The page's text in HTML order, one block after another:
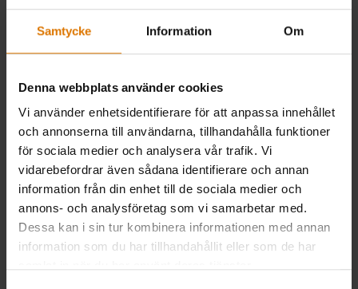
Samtycke Information Om
Denna webbplats använder cookies
Vi använder enhetsidentifierare för att anpassa innehållet
och annonserna till användarna, tillhandahålla funktioner
för sociala medier och analysera vår trafik. Vi
vidarebefordrar även sådana identifierare och annan
information från din enhet till de sociala medier och
annons- och analysföretag som vi samarbetar med.
Dessa kan i sin tur kombinera informationen med annan
information som du har tillhandahållit eller som de har